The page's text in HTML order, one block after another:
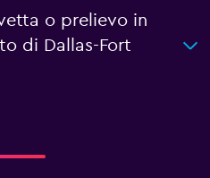
o prelievo in
di Dallas-Fort